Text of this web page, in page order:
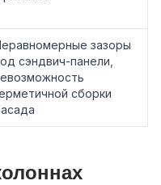
зазоры
сэндвич-панели,
сборки